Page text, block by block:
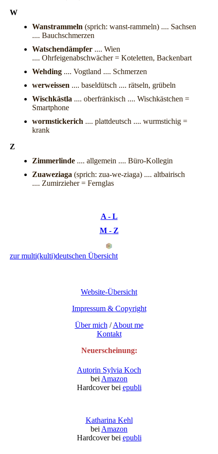
W
Wanstrammeln (sprich: wanst-rammeln) .... Sachsen
.... Bauchschmerzen
Watschendämpfer .... Wien
.... Ohrfeigenabschwächer = Koteletten, Backenbart
Wehding .... Vogtland .... Schmerzen
werweissen .... baseldütsch .... rätseln, grübeln
Wischkästla .... oberfränkisch .... Wischkästchen =
Smartphone
wormstickerich .... plattdeutsch .... wurmstichig =
krank
Z
Zimmerlinde .... allgemein .... Büro-Kollegin
Zuaweziaga (sprich: zua-we-ziaga) .... altbairisch
.... Zumirzieher = Fernglas
A - L
M - Z
zur multi(kulti)deutschen Übersicht
Website-Übersicht
Impressum & Copyright
Über mich/About me
Kontakt
Neuerscheinung:
Autorin Sylvia Koch
bei Amazon
Hardcover bei epubli
Katharina Kehl
bei Amazon
Hardcover bei epubli